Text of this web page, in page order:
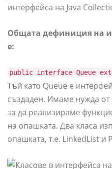
интерфейса на Java
Общата дефиниция на
е:
public interface Queue
Тъй като Queue е
създаден. Имаме нужда от
за да реализираме
на опашката. Два класа
опашката, т.е. LinkedList и